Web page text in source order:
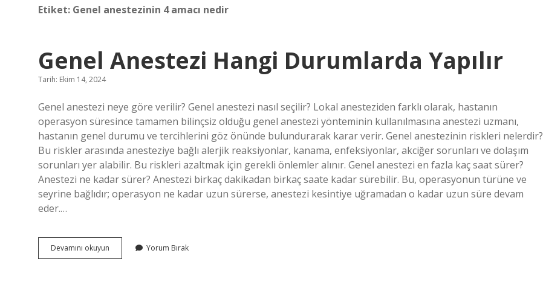
Etiket: Genel anestezinin 4 amacı nedir
Genel Anestezi Hangi Durumlarda Yapılır
Tarih: Ekim 14, 2024
Genel anestezi neye göre verilir? Genel anestezi nasıl seçilir? Lokal anesteziden farklı olarak, hastanın
operasyon süresince tamamen bilinçsiz olduğu genel anestezi yönteminin kullanılmasına anestezi uzmanı,
hastanın genel durumu ve tercihlerini göz önünde bulundurarak karar verir. Genel anestezinin riskleri nelerdir?
Bu riskler arasında anesteziye bağlı alerjik reaksiyonlar, kanama, enfeksiyonlar, akciğer sorunları ve dolaşım
sorunları yer alabilir. Bu riskleri azaltmak için gerekli önlemler alınır. Genel anestezi en fazla kaç saat sürer?
Anestezi ne kadar sürer? Anestezi birkaç dakikadan birkaç saate kadar sürebilir. Bu, operasyonun türüne ve
seyrine bağlıdır; operasyon ne kadar uzun sürerse, anestezi kesintiye uğramadan o kadar uzun süre devam
eder.…
Devamını okuyun
Anestezi
Yorum Bırak